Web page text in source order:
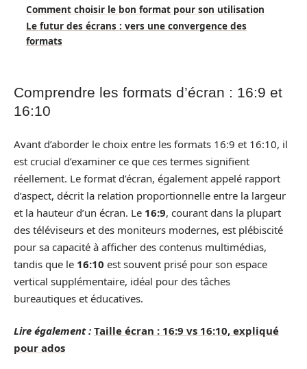
Comment choisir le bon format pour son utilisation
Le futur des écrans : vers une convergence des
formats
Comprendre les formats d’écran : 16:9 et
16:10
Avant d’aborder le choix entre les formats 16:9 et 16:10, il
est crucial d’examiner ce que ces termes signifient
réellement. Le format d’écran, également appelé rapport
d’aspect, décrit la relation proportionnelle entre la largeur
et la hauteur d’un écran. Le 16:9, courant dans la plupart
des téléviseurs et des moniteurs modernes, est plébiscité
pour sa capacité à afficher des contenus multimédias,
tandis que le 16:10 est souvent prisé pour son espace
vertical supplémentaire, idéal pour des tâches
bureautiques et éducatives.
Lire également : Taille écran : 16:9 vs 16:10, expliqué
pour ados